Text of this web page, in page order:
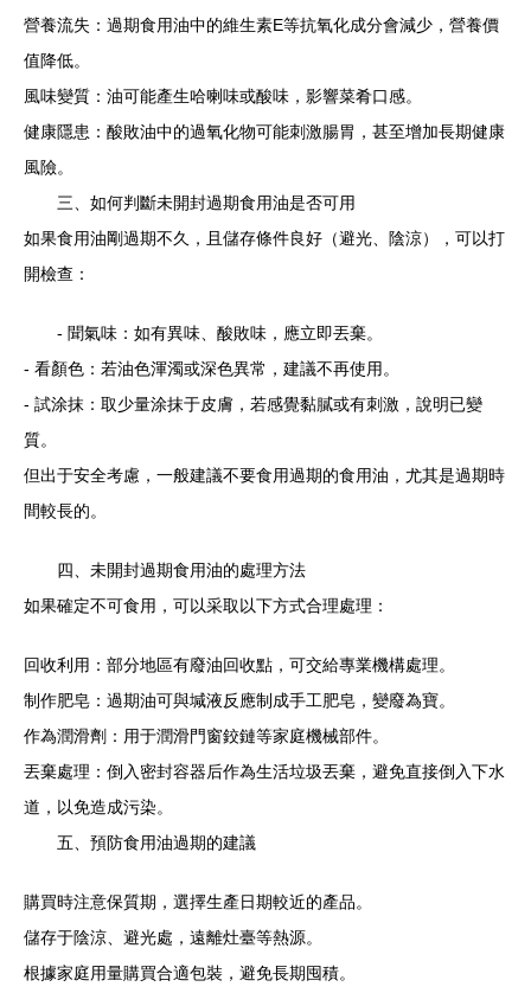
營養流失：過期食用油中的維生素E等抗氧化成分會減少，營養價
值降低。
風味變質：油可能產生哈喇味或酸味，影響菜肴口感。
健康隱患：酸敗油中的過氧化物可能刺激腸胃，甚至增加長期健康
風險。
三、如何判斷未開封過期食用油是否可用
如果食用油剛過期不久，且儲存條件良好（避光、陰涼），可以打
開檢查：
- 聞氣味：如有異味、酸敗味，應立即丟棄。
- 看顏色：若油色渾濁或深色異常，建議不再使用。
- 試涂抹：取少量涂抹于皮膚，若感覺黏膩或有刺激，說明已變
質。
但出于安全考慮，一般建議不要食用過期的食用油，尤其是過期時
間較長的。
四、未開封過期食用油的處理方法
如果確定不可食用，可以采取以下方式合理處理：
回收利用：部分地區有廢油回收點，可交給專業機構處理。
制作肥皂：過期油可與堿液反應制成手工肥皂，變廢為寶。
作為潤滑劑：用于潤滑門窗鉸鏈等家庭機械部件。
丟棄處理：倒入密封容器后作為生活垃圾丟棄，避免直接倒入下水
道，以免造成污染。
五、預防食用油過期的建議
購買時注意保質期，選擇生產日期較近的產品。
儲存于陰涼、避光處，遠離灶臺等熱源。
根據家庭用量購買合適包裝，避免長期囤積。